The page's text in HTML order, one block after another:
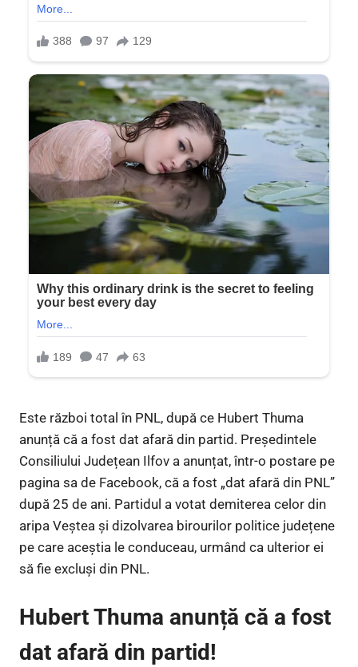
Este război total în PNL, după ce Hubert Thuma
anunță că a fost dat afară din partid. Președintele
Consiliului Județean Ilfov a anunțat, într-o postare pe
pagina sa de Facebook, că a fost „dat afară din PNL”
după 25 de ani. Partidul a votat demiterea celor din
aripa Veștea și dizolvarea birourilor politice județene
pe care aceștia le conduceau, urmând ca ulterior ei
să fie excluși din PNL.
Hubert Thuma anunță că a fost
dat afară din partid!